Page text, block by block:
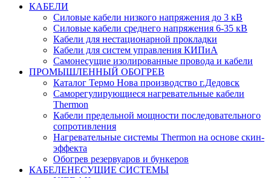
КАБЕЛИ
Силовые кабели низкого напряжения до 3 кВ
Силовые кабели среднего напряжения 6-35 кВ
Кабели для нестационарной прокладки
Кабели для систем управления КИПиА
Самонесущие изолированные провода и кабели
ПРОМЫШЛЕННЫЙ ОБОГРЕВ
Каталог Термо Нова производство г.Дедовск
Саморегулирующиеся нагревательные кабели
Thermon
Кабели предельной мощности последовательного
сопротивления
Нагревательные системы Thermon на основе скин-
эффекта
Обогрев резервуаров и бункеров
КАБЕЛЕНЕСУЩИЕ СИСТЕМЫ